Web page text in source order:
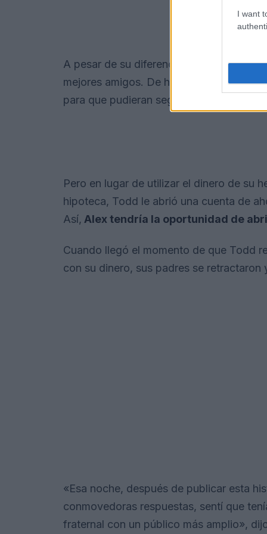
I want
A pesar de su diferencia de edad de 6
mejores amigos. De hecho, Alex estaba
para que pudieran seguir viviendo juntos.
Pero en lugar de utilizar el dinero de su
hipoteca, Todd le abrió una cuenta de
Así, Alex tendría la oportunidad de
Cuando llegó el momento de que Todd
con su dinero, sus padres se
«Esa noche, después de publicar esta
conmovedoras respuestas, sentí que
fraternal con un público más amplio»,